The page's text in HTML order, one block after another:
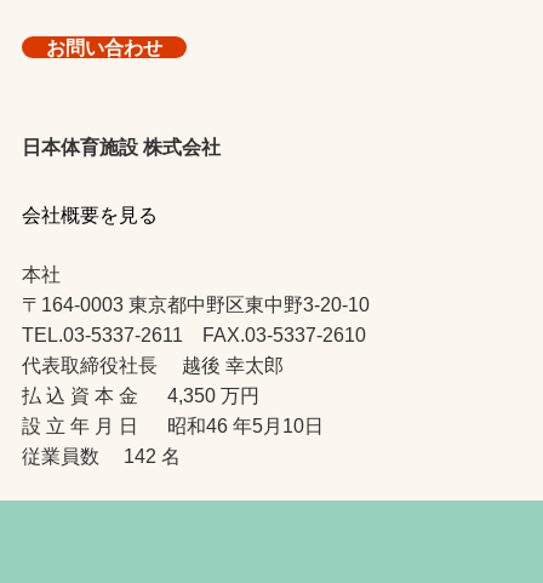
お問い合わせ
日本体育施設 株式会社
会社概要を見る
本社
〒164-0003 東京都中野区東中野3-20-10
TEL.03-5337-2611 FAX.03-5337-2610
代表取締役社長 越後 幸太郎
払 込 資 本 金 4,350 万円
設 立 年 月 日 昭和46 年5月10日
従業員数 142 名